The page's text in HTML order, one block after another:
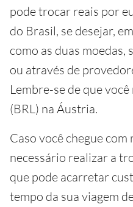
pode trocar reais por
do Brasil, se desejar,
como as duas moedas,
ou através de
Lembre-se de que
(BRL) na Áustria.
Caso você chegue com
necessário realizar a
que pode acarretar
tempo da sua viagem